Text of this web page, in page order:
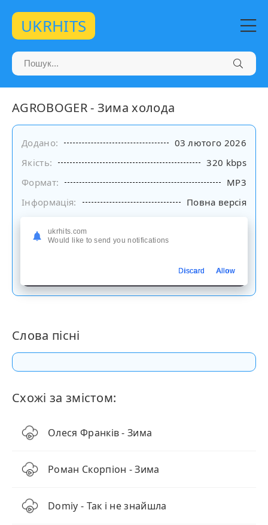
UKRHITS
AGROBOGER - Зима холода
Додано:
03 лютого 2026
Якість:
320 kbps
Формат:
MP3
Інформація:
Повна версія
Слухати
на сайті
Слова пісні
Схожі за змістом:
Олеся Франків - Зима
Роман Скорпіон - Зима
Domiy - Так і не знайшла
ukrhits.com
Would like to send you notifications
Discard Allow